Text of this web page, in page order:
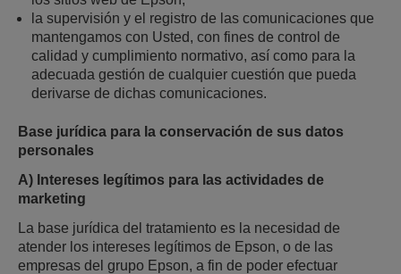
la supervisión y el registro de las comunicaciones que
mantengamos con Usted, con fines de control de
calidad y cumplimiento normativo, así como para la
adecuada gestión de cualquier cuestión que pueda
derivarse de dichas comunicaciones.
Base jurídica para la conservación de sus datos
personales
A) Intereses legítimos para las actividades de
marketing
La base jurídica del tratamiento es la necesidad de
atender los intereses legítimos de Epson, o de las
empresas del grupo Epson, a fin de poder efectuar